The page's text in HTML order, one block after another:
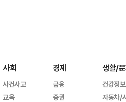
사회
사건사고
교육
경제
금융
증권
생활/
건강정보
자동차/